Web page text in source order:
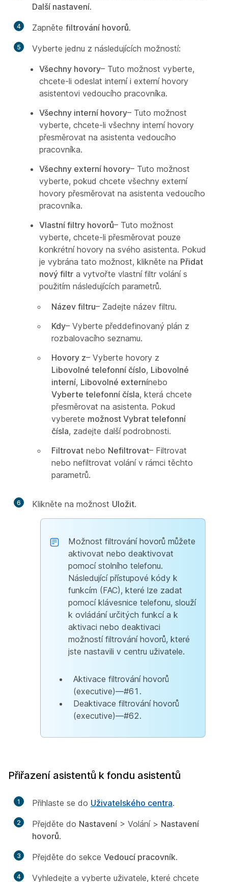
Další nastavení.
4 Zapněte filtrování hovorů.
5
Vyberte jednu z následujících možností:
Všechny hovory– Tuto možnost vyberte,
chcete-li odeslat interní i externí hovory
asistentovi vedoucího pracovníka.
Všechny interní hovory– Tuto možnost
vyberte, chcete-li všechny interní hovory
přesměrovat na asistenta vedoucího
pracovníka.
Všechny externí hovory– Tuto možnost
vyberte, pokud chcete všechny externí
hovory přesměrovat na asistenta vedoucího
pracovníka.
Vlastní filtry hovorů– Tuto možnost
vyberte, chcete-li přesměrovat pouze
konkrétní hovory na svého asistenta. Pokud
je vybrána tato možnost, klikněte na Přidat
nový filtr a vytvořte vlastní filtr volání s
použitím následujících parametrů.
Název filtru– Zadejte název filtru.
Kdy– Vyberte předdefinovaný plán z
rozbalovacího seznamu.
Hovory z– Vyberte hovory z
Libovolné telefonní číslo, Libovolné
interní, Libovolné externínebo
Vyberte telefonní čísla, která chcete
přesměrovat na asistenta. Pokud
vyberete možnost Vybrat telefonní
čísla, zadejte další podrobnosti.
Filtrovat nebo Nefiltrovat– Filtrovat
nebo nefiltrovat volání v rámci těchto
parametrů.
6 Klikněte na možnost Uložit.
Možnost filtrování hovorů můžete
aktivovat nebo deaktivovat
pomocí stolního telefonu.
Následující přístupové kódy k
funkcím (FAC), které lze zadat
pomocí klávesnice telefonu, slouží
k ovládání určitých funkcí a k
aktivaci nebo deaktivaci
možností filtrování hovorů, které
jste nastavili v centru uživatele.
Aktivace filtrování hovorů
(executive)—#61.
Deaktivace filtrování hovorů
(executive)—#62.
Přiřazení asistentů k fondu asistentů
1 Přihlaste se do Uživatelského centra.
2 Přejděte do Nastavení > Volání > Nastavení
hovorů.
3 Přejděte do sekce Vedoucí pracovník.
4 Vyhledejte a vyberte uživatele, které chcete